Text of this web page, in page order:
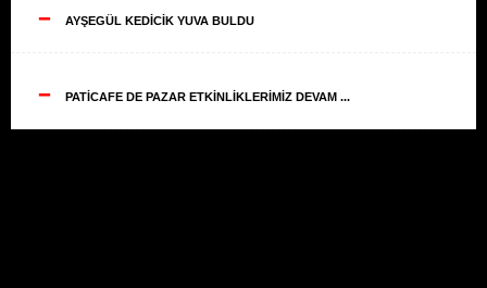
-- AYŞEGÜL KEDİCİK YUVA BULDU
-- PATİCAFE DE PAZAR ETKİNLİKLERİMİZ DEVAM ...